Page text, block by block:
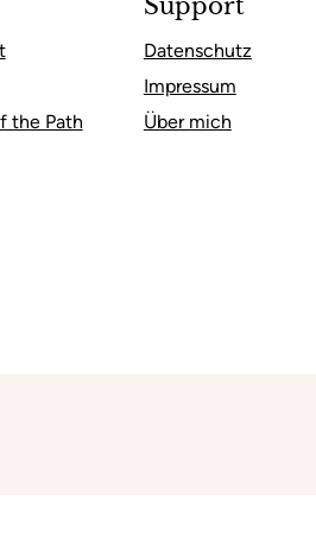
the Path
Support
Datenschutz
Impressum
Über mich